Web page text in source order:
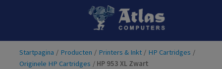
Ga
naar
navigatie
Ga
de
inhoud
Startpagina / Producten / Printers & Inkt / HP Cartridges /
Originele HP Cartridges / HP 953 XL Zwart